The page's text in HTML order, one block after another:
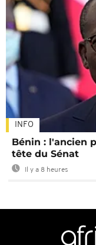
INFO
Bénin : l'ancien
tête du Sénat
Il y a 8 heures